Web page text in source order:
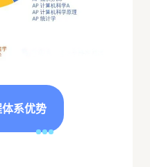
系优势